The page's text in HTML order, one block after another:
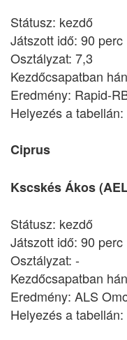
Státusz: kezdő
Játszott idő: 90 perc
Osztályzat: 7,3
Kezdőcsapatban
Eredmény: Rapid-
Helyezés a
Ciprus
Kscskés Ákos
Státusz: kezdő
Játszott idő: 90 perc
Osztályzat: -
Kezdőcsapatban
Eredmény: ALS
Helyezés a